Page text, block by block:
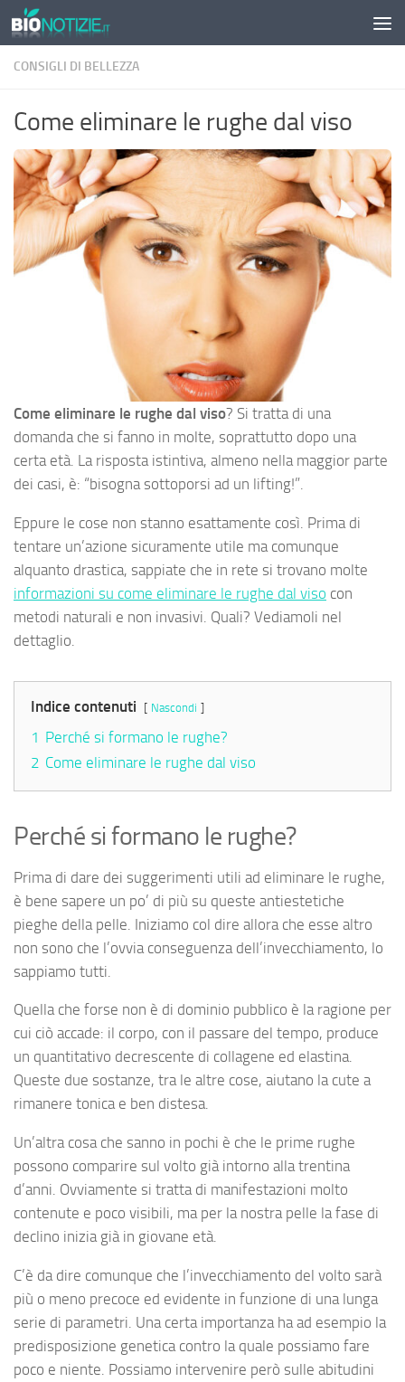
Sotto il contenuto
CONSIGLI DI BELLEZZA
Come eliminare le rughe dal viso
Come eliminare le rughe dal viso? Si tratta di una
domanda che si fanno in molte, soprattutto dopo una
certa età. La risposta istintiva, almeno nella maggior parte
dei casi, è: “bisogna sottoporsi ad un lifting!”.
Eppure le cose non stanno esattamente così. Prima di
tentare un’azione sicuramente utile ma comunque
alquanto drastica, sappiate che in rete si trovano molte
informazioni su come eliminare le rughe dal viso con
metodi naturali e non invasivi. Quali? Vediamoli nel
dettaglio.
Indice contenuti Nascondi
1 Perché si formano le rughe?
2 Come eliminare le rughe dal viso
Perché si formano le rughe?
Prima di dare dei suggerimenti utili ad eliminare le rughe,
è bene sapere un po’ di più su queste antiestetiche
pieghe della pelle. Iniziamo col dire allora che esse altro
non sono che l’ovvia conseguenza dell’invecchiamento, lo
sappiamo tutti.
Quella che forse non è di dominio pubblico è la ragione per
cui ciò accade: il corpo, con il passare del tempo, produce
un quantitativo decrescente di collagene ed elastina.
Queste due sostanze, tra le altre cose, aiutano la cute a
rimanere tonica e ben distesa.
Un’altra cosa che sanno in pochi è che le prime rughe
possono comparire sul volto già intorno alla trentina
d’anni. Ovviamente si tratta di manifestazioni molto
contenute e poco visibili, ma per la nostra pelle la fase di
declino inizia già in giovane età.
C’è da dire comunque che l’invecchiamento del volto sarà
più o meno precoce ed evidente in funzione di una lunga
serie di parametri. Una certa importanza ha ad esempio la
predisposizione genetica contro la quale possiamo fare
poco e niente. Possiamo intervenire però sulle abitudini